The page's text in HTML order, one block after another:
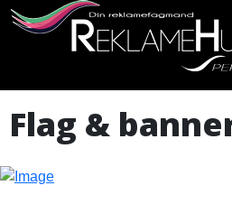
Flag &